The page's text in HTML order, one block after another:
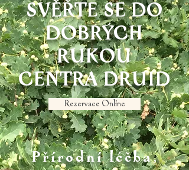
SVĚŘTE SE DO
DOBRÝCH
RUKOU
CENTRA DRUID
Rezervace Online
Přírodní léčba,